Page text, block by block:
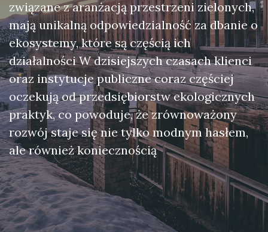
związane z aranżacją przestrzeni zielonych,
mają unikalną odpowiedzialność za dbanie o
ekosystemy, które są częścią ich
działalności W dzisiejszych czasach klienci
oraz instytucje publiczne coraz częściej
oczekują od przedsiębiorstw ekologicznych
praktyk, co powoduje, że zrównoważony
rozwój staje się nie tylko modnym hasłem,
ale również koniecznością